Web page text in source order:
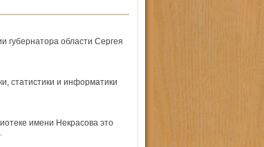
губернатора области Сергея
статистики и информатики
имени Некрасова это